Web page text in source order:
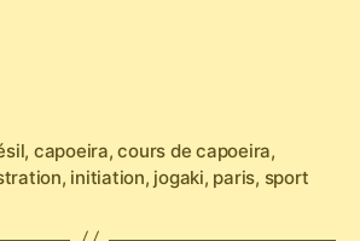
, capoeira,cours de capoeira,
, initiation, jogaki, paris, sport